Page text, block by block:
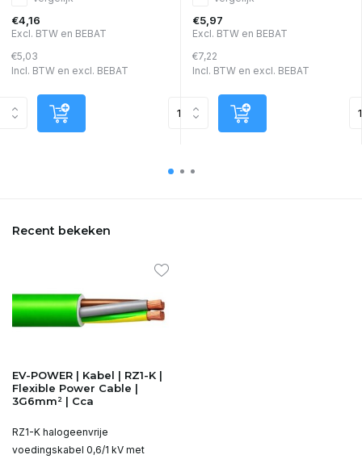
€4,16
Excl. BTW en BEBAT
€5,03
Incl. BTW en excl. BEBAT
€5,97
Excl. BTW en BEBAT
€7,22
Incl. BTW en excl. BEBAT
Recent bekeken
EV-POWER | Kabel | RZ1-K |
Flexible Power Cable |
3G6mm² | Cca
RZ1-K halogeenvrije
voedingskabel 0,6/1 kV met